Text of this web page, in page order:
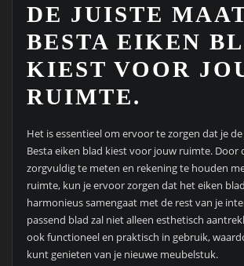
DE JUISTE
BESTA EIKEN
KIEST VOOR
RUIMTE.
Het is essentieel om ervoor te zorgen dat je
Besta eiken blad kiest voor jouw ruimte. Door
zorgvuldig te meten en rekening te houden
ruimte, kun je ervoor zorgen dat het eiken
harmonieus samengaat met de rest van je
passend blad zal niet alleen esthetisch
ook functioneel en praktisch in gebruik,
kunt genieten van je nieuwe meubelstuk.